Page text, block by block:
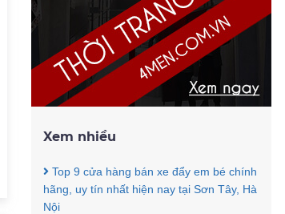
Xem nhiều
Top 9 cửa hàng bán xe đẩy em bé chính
hãng, uy tín nhất hiện nay tại Sơn Tây, Hà
Nội